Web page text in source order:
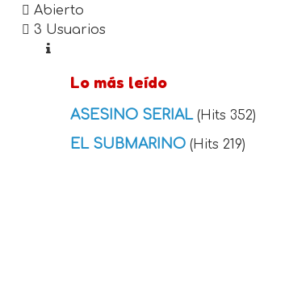
Abierto
3 Usuarios
Lo más leído
ASESINO SERIAL (Hits 352)
EL SUBMARINO (Hits 219)